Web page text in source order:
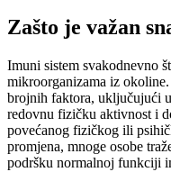
Zašto je važan
Imuni sistem svakodnevno
mikroorganizama iz
brojnih faktora, uključujući
redovnu fizičku aktivnost i
povećanog fizičkog ili
promjena, mnoge osobe
podršku normalnoj funkciji